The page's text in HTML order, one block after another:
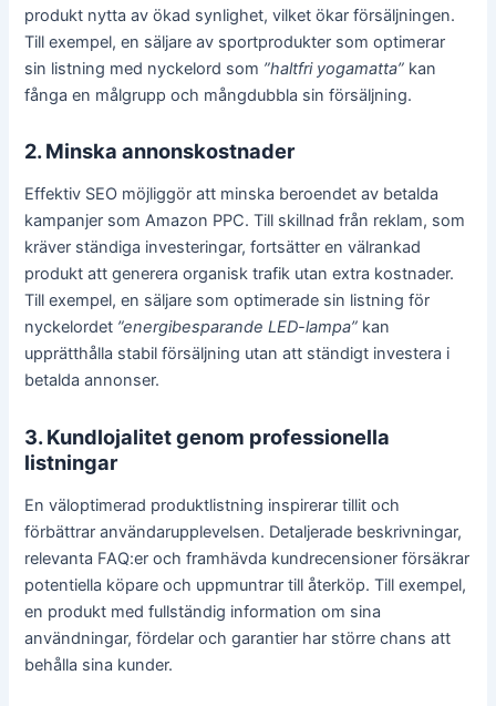
produkt nytta av ökad synlighet, vilket ökar försäljningen.
Till exempel, en säljare av sportprodukter som optimerar
sin listning med nyckelord som ”haltfri yogamatta” kan
fånga en målgrupp och mångdubbla sin försäljning.
2. Minska annonskostnader
Effektiv SEO möjliggör att minska beroendet av betalda
kampanjer som Amazon PPC. Till skillnad från reklam, som
kräver ständiga investeringar, fortsätter en välrankad
produkt att generera organisk trafik utan extra kostnader.
Till exempel, en säljare som optimerade sin listning för
nyckelordet ”energibesparande LED-lampa” kan
upprätthålla stabil försäljning utan att ständigt investera i
betalda annonser.
3. Kundlojalitet genom professionella
listningar
En väloptimerad produktlistning inspirerar tillit och
förbättrar användarupplevelsen. Detaljerade beskrivningar,
relevanta FAQ:er och framhävda kundrecensioner försäkrar
potentiella köpare och uppmuntrar till återköp. Till exempel,
en produkt med fullständig information om sina
användningar, fördelar och garantier har större chans att
behålla sina kunder.